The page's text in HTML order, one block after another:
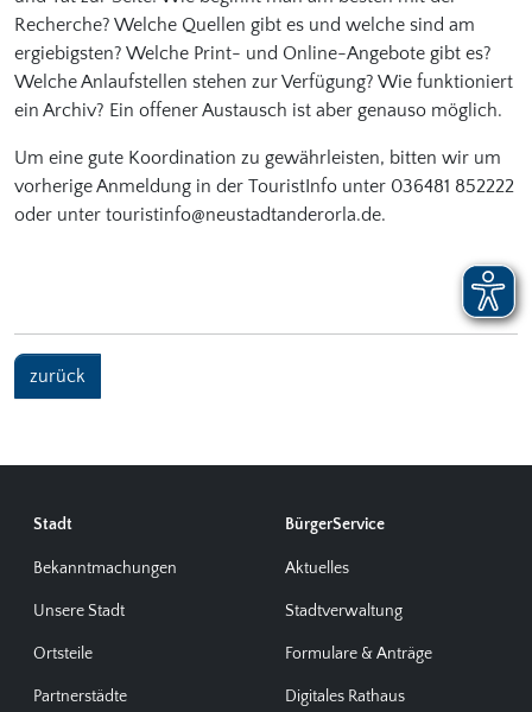
Recherche? Welche Quellen gibt es und welche sind am
ergiebigsten? Welche Print- und Online-Angebote gibt es?
Welche Anlaufstellen stehen zur Verfügung? Wie funktioniert
ein Archiv? Ein offener Austausch ist aber genauso möglich.
Um eine gute Koordination zu gewährleisten, bitten wir um
vorherige Anmeldung in der TouristInfo unter 036481 852222
oder unter touristinfo@neustadtanderorla.de.
zurück
Stadt
Bekanntmachungen
Unsere Stadt
Ortsteile
Partnerstädte
BürgerService
Aktuelles
Stadtverwaltung
Formulare & Anträge
Digitales Rathaus